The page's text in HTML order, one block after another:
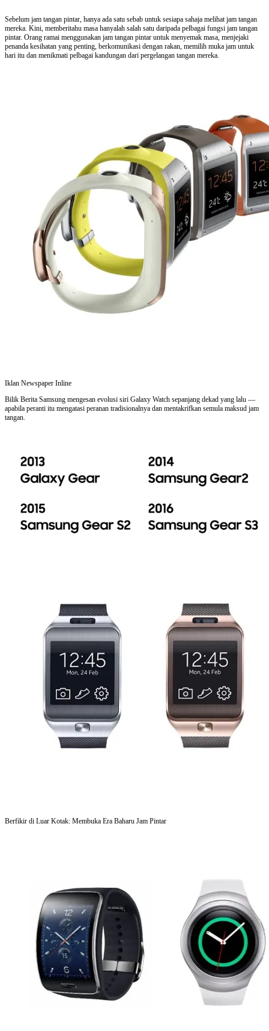
Sebelum jam tangan pintar, hanya ada satu sebab untuk sesiapa sahaja melihat jam tangan
mereka. Kini, memberitahu masa hanyalah salah satu daripada pelbagai fungsi jam tangan
pintar. Orang ramai menggunakan jam tangan pintar untuk menyemak masa, menjejaki
penanda kesihatan yang penting, berkomunikasi dengan rakan, memilih muka jam untuk
hari itu dan menikmati pelbagai kandungan dari pergelangan tangan mereka.
Iklan Newspaper Inline
Bilik Berita Samsung mengesan evolusi siri Galaxy Watch sepanjang dekad yang lalu —
apabila peranti itu mengatasi peranan tradisionalnya dan mentakrifkan semula maksud jam
tangan.
Berfikir di Luar Kotak: Membuka Era Baharu Jam Pintar